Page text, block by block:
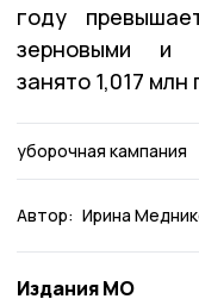
году
зерновыми и
занято 1,017 млн
уборочная кампания
Автор: Ирина
Издания МО